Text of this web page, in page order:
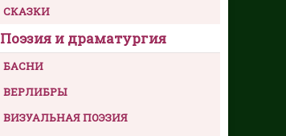
СКАЗКИ
Поэзия и драматургия
БАСНИ
ВЕРЛИБРЫ
ВИЗУАЛЬНАЯ ПОЭЗИЯ